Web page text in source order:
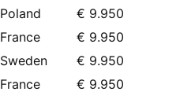
Poland
€ 9.950
France
€ 9.950
Sweden
€ 9.950
France
€ 9.950